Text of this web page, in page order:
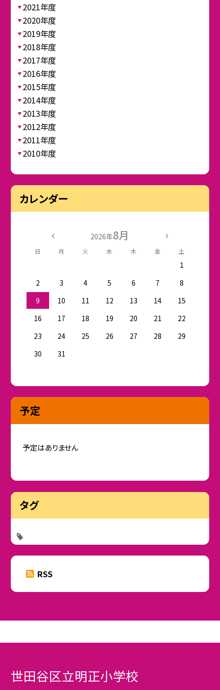
2021年度
2020年度
2019年度
2018年度
2017年度
2016年度
2015年度
2014年度
2013年度
2012年度
2011年度
2010年度
カレンダー
2026年8月
日 月 火 水 木 金 土
1
2
3 4 5 6 7
8
9
10 11 12 13 14
15
16
17 18 19 20 21
22
23
24 25 26 27 28
29
30
31
予定
予定はありません
タグ
RSS
世田谷区立明正小学校